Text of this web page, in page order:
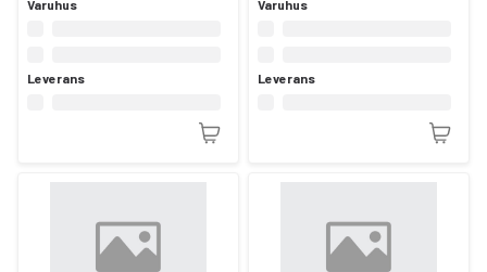
Varuhus
Leverans
Varuhus
Leverans